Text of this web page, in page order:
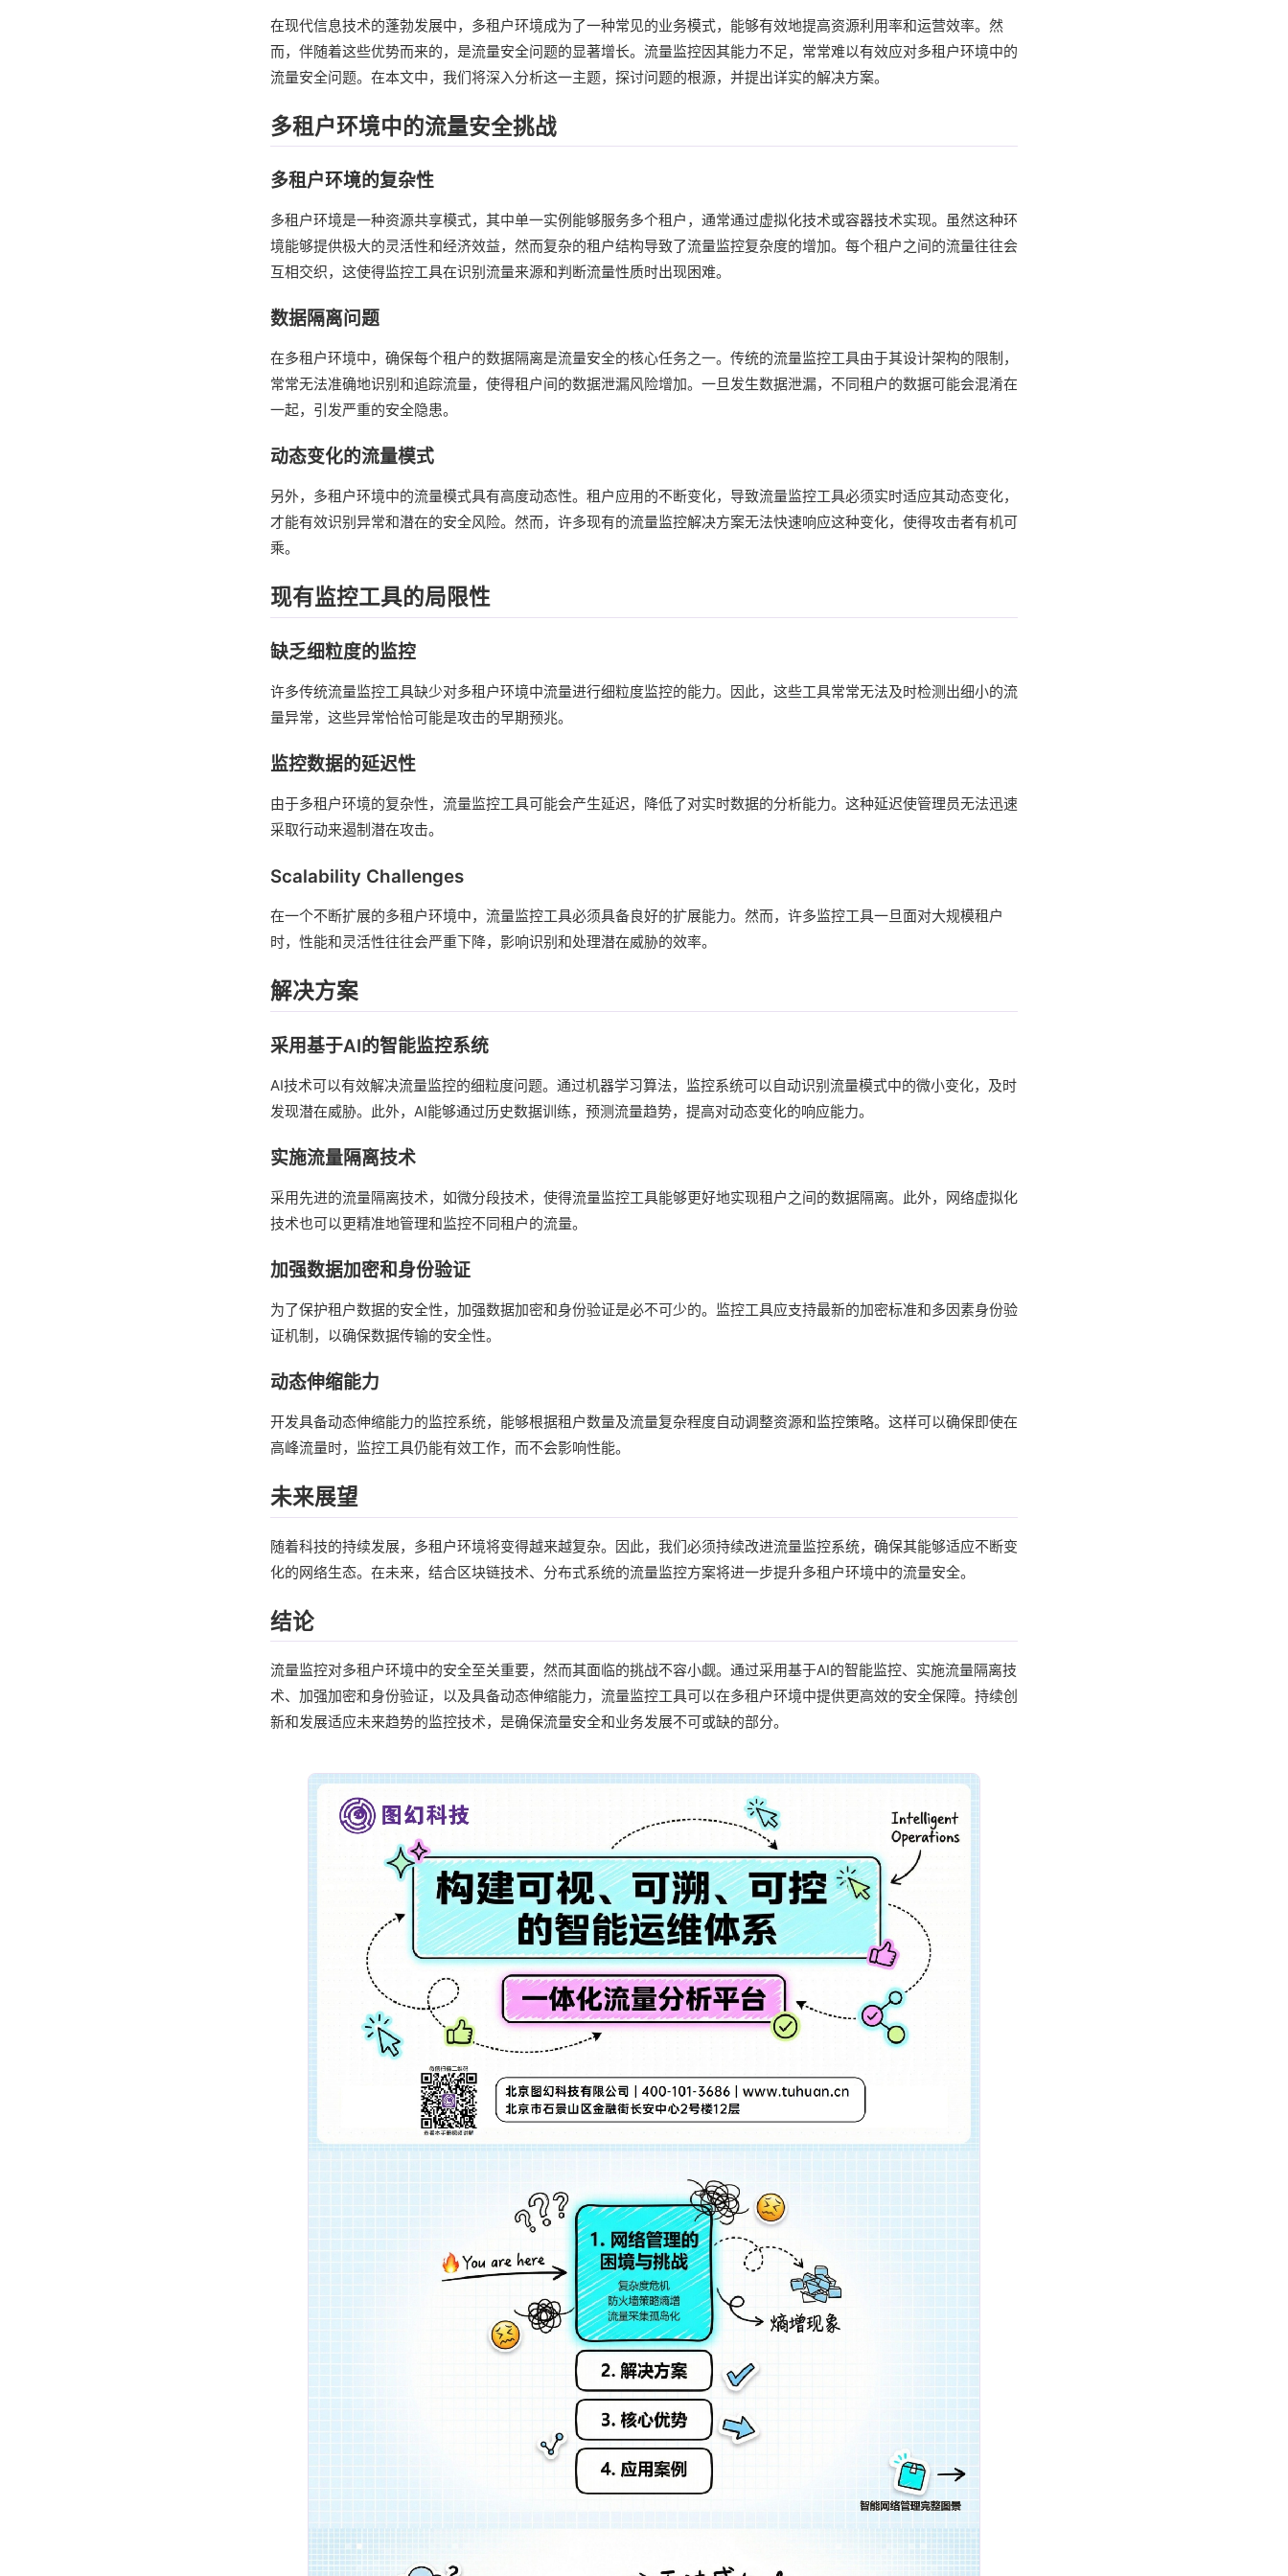
在现代信息技术的蓬勃发展中，多租户环境成为了一种常见的业务模式，能够有效地提高资源利用率和运营效率。然
而，伴随着这些优势而来的，是流量安全问题的显著增长。流量监控因其能力不足，常常难以有效应对多租户环境中的
流量安全问题。在本文中，我们将深入分析这一主题，探讨问题的根源，并提出详实的解决方案。
多租户环境中的流量安全挑战
多租户环境的复杂性
多租户环境是一种资源共享模式，其中单一实例能够服务多个租户，通常通过虚拟化技术或容器技术实现。虽然这种环
境能够提供极大的灵活性和经济效益，然而复杂的租户结构导致了流量监控复杂度的增加。每个租户之间的流量往往会
互相交织，这使得监控工具在识别流量来源和判断流量性质时出现困难。
数据隔离问题
在多租户环境中，确保每个租户的数据隔离是流量安全的核心任务之一。传统的流量监控工具由于其设计架构的限制，
常常无法准确地识别和追踪流量，使得租户间的数据泄漏风险增加。一旦发生数据泄漏，不同租户的数据可能会混淆在
一起，引发严重的安全隐患。
动态变化的流量模式
另外，多租户环境中的流量模式具有高度动态性。租户应用的不断变化，导致流量监控工具必须实时适应其动态变化，
才能有效识别异常和潜在的安全风险。然而，许多现有的流量监控解决方案无法快速响应这种变化，使得攻击者有机可
乘。
现有监控工具的局限性
缺乏细粒度的监控
许多传统流量监控工具缺少对多租户环境中流量进行细粒度监控的能力。因此，这些工具常常无法及时检测出细小的流
量异常，这些异常恰恰可能是攻击的早期预兆。
监控数据的延迟性
由于多租户环境的复杂性，流量监控工具可能会产生延迟，降低了对实时数据的分析能力。这种延迟使管理员无法迅速
采取行动来遏制潜在攻击。
Scalability Challenges
在一个不断扩展的多租户环境中，流量监控工具必须具备良好的扩展能力。然而，许多监控工具一旦面对大规模租户
时，性能和灵活性往往会严重下降，影响识别和处理潜在威胁的效率。
解决方案
采用基于AI的智能监控系统
AI技术可以有效解决流量监控的细粒度问题。通过机器学习算法，监控系统可以自动识别流量模式中的微小变化，及时
发现潜在威胁。此外，AI能够通过历史数据训练，预测流量趋势，提高对动态变化的响应能力。
实施流量隔离技术
采用先进的流量隔离技术，如微分段技术，使得流量监控工具能够更好地实现租户之间的数据隔离。此外，网络虚拟化
技术也可以更精准地管理和监控不同租户的流量。
加强数据加密和身份验证
为了保护租户数据的安全性，加强数据加密和身份验证是必不可少的。监控工具应支持最新的加密标准和多因素身份验
证机制，以确保数据传输的安全性。
动态伸缩能力
开发具备动态伸缩能力的监控系统，能够根据租户数量及流量复杂程度自动调整资源和监控策略。这样可以确保即使在
高峰流量时，监控工具仍能有效工作，而不会影响性能。
未来展望
随着科技的持续发展，多租户环境将变得越来越复杂。因此，我们必须持续改进流量监控系统，确保其能够适应不断变
化的网络生态。在未来，结合区块链技术、分布式系统的流量监控方案将进一步提升多租户环境中的流量安全。
结论
流量监控对多租户环境中的安全至关重要，然而其面临的挑战不容小觑。通过采用基于AI的智能监控、实施流量隔离技
术、加强加密和身份验证，以及具备动态伸缩能力，流量监控工具可以在多租户环境中提供更高效的安全保障。持续创
新和发展适应未来趋势的监控技术，是确保流量安全和业务发展不可或缺的部分。